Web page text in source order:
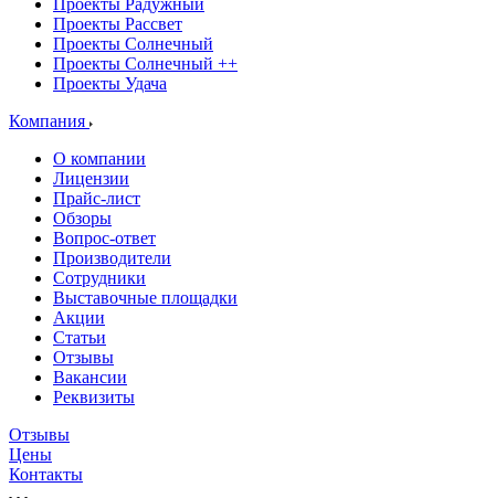
Проекты Радужный
Проекты Рассвет
Проекты Солнечный
Проекты Солнечный ++
Проекты Удача
Компания
О компании
Лицензии
Прайс-лист
Обзоры
Вопрос-ответ
Производители
Сотрудники
Выставочные площадки
Акции
Статьи
Отзывы
Вакансии
Реквизиты
Отзывы
Цены
Контакты